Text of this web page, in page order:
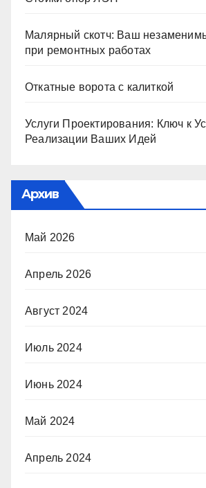
Малярный скотч: Ваш
при ремонтных работах
Откатные ворота с калиткой
Услуги Проектирования: Ключ к
Реализации Ваших Идей
Архив
Май 2026
Апрель 2026
Август 2024
Июль 2024
Июнь 2024
Май 2024
Апрель 2024